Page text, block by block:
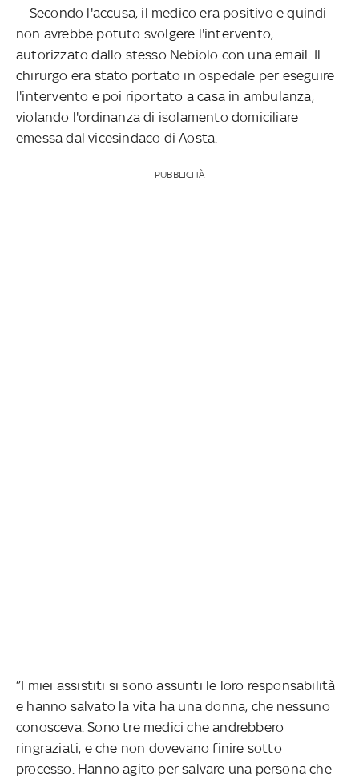
Secondo l'accusa, il medico era positivo e quindi
non avrebbe potuto svolgere l'intervento,
autorizzato dallo stesso Nebiolo con una email. Il
chirurgo era stato portato in ospedale per eseguire
l'intervento e poi riportato a casa in ambulanza,
violando l'ordinanza di isolamento domiciliare
emessa dal vicesindaco di Aosta.
PUBBLICITÀ
‘’I miei assistiti si sono assunti le loro responsabilità
e hanno salvato la vita ha una donna, che nessuno
conosceva. Sono tre medici che andrebbero
ringraziati, e che non dovevano finire sotto
processo. Hanno agito per salvare una persona che